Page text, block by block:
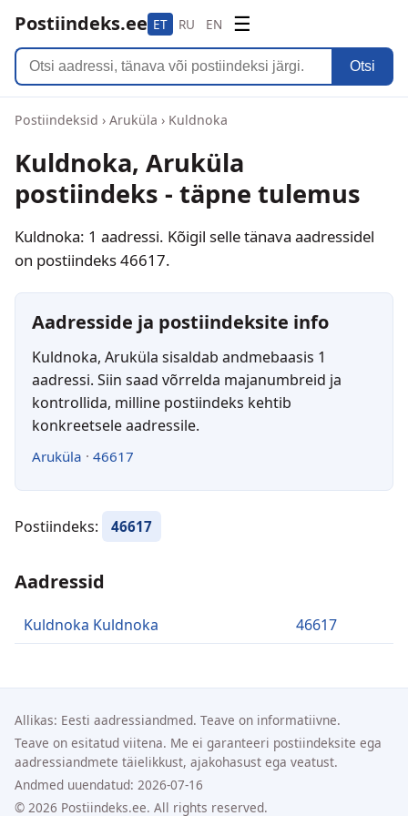
Postiindeks.ee ET RU EN ☰
Otsi
Postiindeksid › Aruküla › Kuldnoka
Kuldnoka, Aruküla
postiindeks - täpne tulemus
Kuldnoka: 1 aadressi. Kõigil selle tänava aadressidel
on postiindeks 46617.
Aadresside ja postiindeksite info
Kuldnoka, Aruküla sisaldab andmebaasis 1
aadressi. Siin saad võrrelda majanumbreid ja
kontrollida, milline postiindeks kehtib
konkreetsele aadressile.
Aruküla · 46617
Postiindeks: 46617
Aadressid
Kuldnoka Kuldnoka 46617
Allikas: Eesti aadressiandmed. Teave on informatiivne.
Teave on esitatud viitena. Me ei garanteeri postiindeksite ega
aadressiandmete täielikkust, ajakohasust ega veatust.
Andmed uuendatud: 2026-07-16
© 2026 Postiindeks.ee. All rights reserved.